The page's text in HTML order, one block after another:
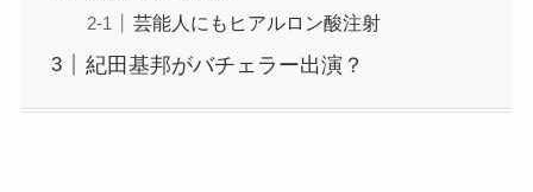
芸能人にもヒアルロン酸注射
紀田基邦がバチェラー出演？